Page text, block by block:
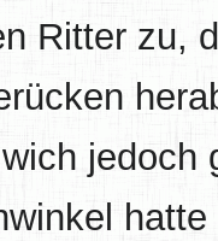
Ritter zu,
jedoch